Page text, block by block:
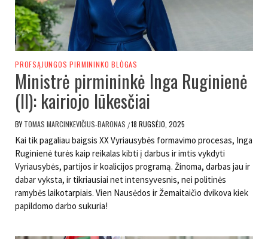
PROFSĄJUNGOS PIRMININKO BLÒGAS
Ministrė pirmininkė Inga Ruginienė
(II): kairiojo lūkesčiai
BY TOMAS MARCINKEVIČIUS-BARONAS /18 RUGSĖJO, 2025
Kai tik pagaliau baigsis XX Vyriausybės formavimo procesas, Inga
Ruginienė turės kaip reikalas kibti į darbus ir imtis vykdyti
Vyriausybės, partijos ir koalicijos programą. Žinoma, darbas jau ir
dabar vyksta, ir tikriausiai net intensyvesnis, nei politinės
ramybės laikotarpiais. Vien Nausėdos ir Žemaitaičio dvikova kiek
papildomo darbo sukuria!